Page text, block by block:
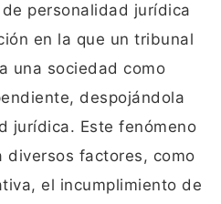
personalidad jurídica
en la que un tribunal
una sociedad como
despojándola
jurídica. Este fenómeno
diversos factores, como
el incumplimiento de